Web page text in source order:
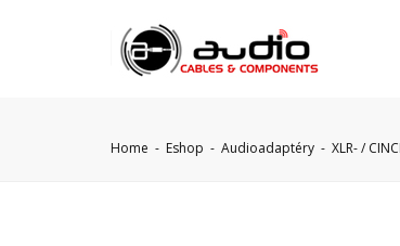
Home - Eshop - Audioadaptéry - XLR- /